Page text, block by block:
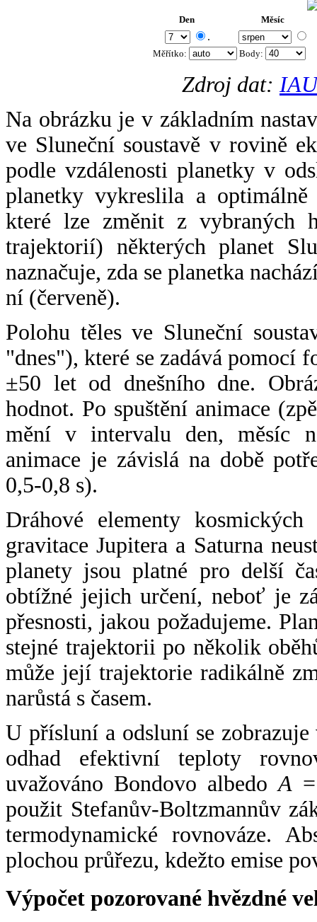
Den Měsíc
.
Měřítko: Body:
Zdroj dat:
Na obrázku je v základním
ve Sluneční soustavě v rovině
podle vzdálenosti planetky v
planetky vykreslila a
které lze změnit z vybraných
trajektorií) některých planet
naznačuje, zda se planetka
ní (červeně).
Polohu těles ve Sluneční
"dnes"), které se zadává pomocí
±50 let od dnešního dne.
hodnot. Po spuštění animace
mění v intervalu den, měsíc
animace je závislá na době
0,5-0,8 s).
Dráhové elementy
gravitace Jupitera a Saturna
planety jsou platné pro delší
obtížné jejich určení, neboť je
přesnosti, jakou požadujeme.
stejné trajektorii po několik
může její trajektorie radikálně
narůstá s časem.
U přísluní a odsluní se
odhad efektivní teploty
uvažováno Bondovo albedoA
použit Stefanův-Boltzmannův
termodynamické rovnováze.
plochou průřezu, kdežto emise
Výpočet pozorované hvězdné